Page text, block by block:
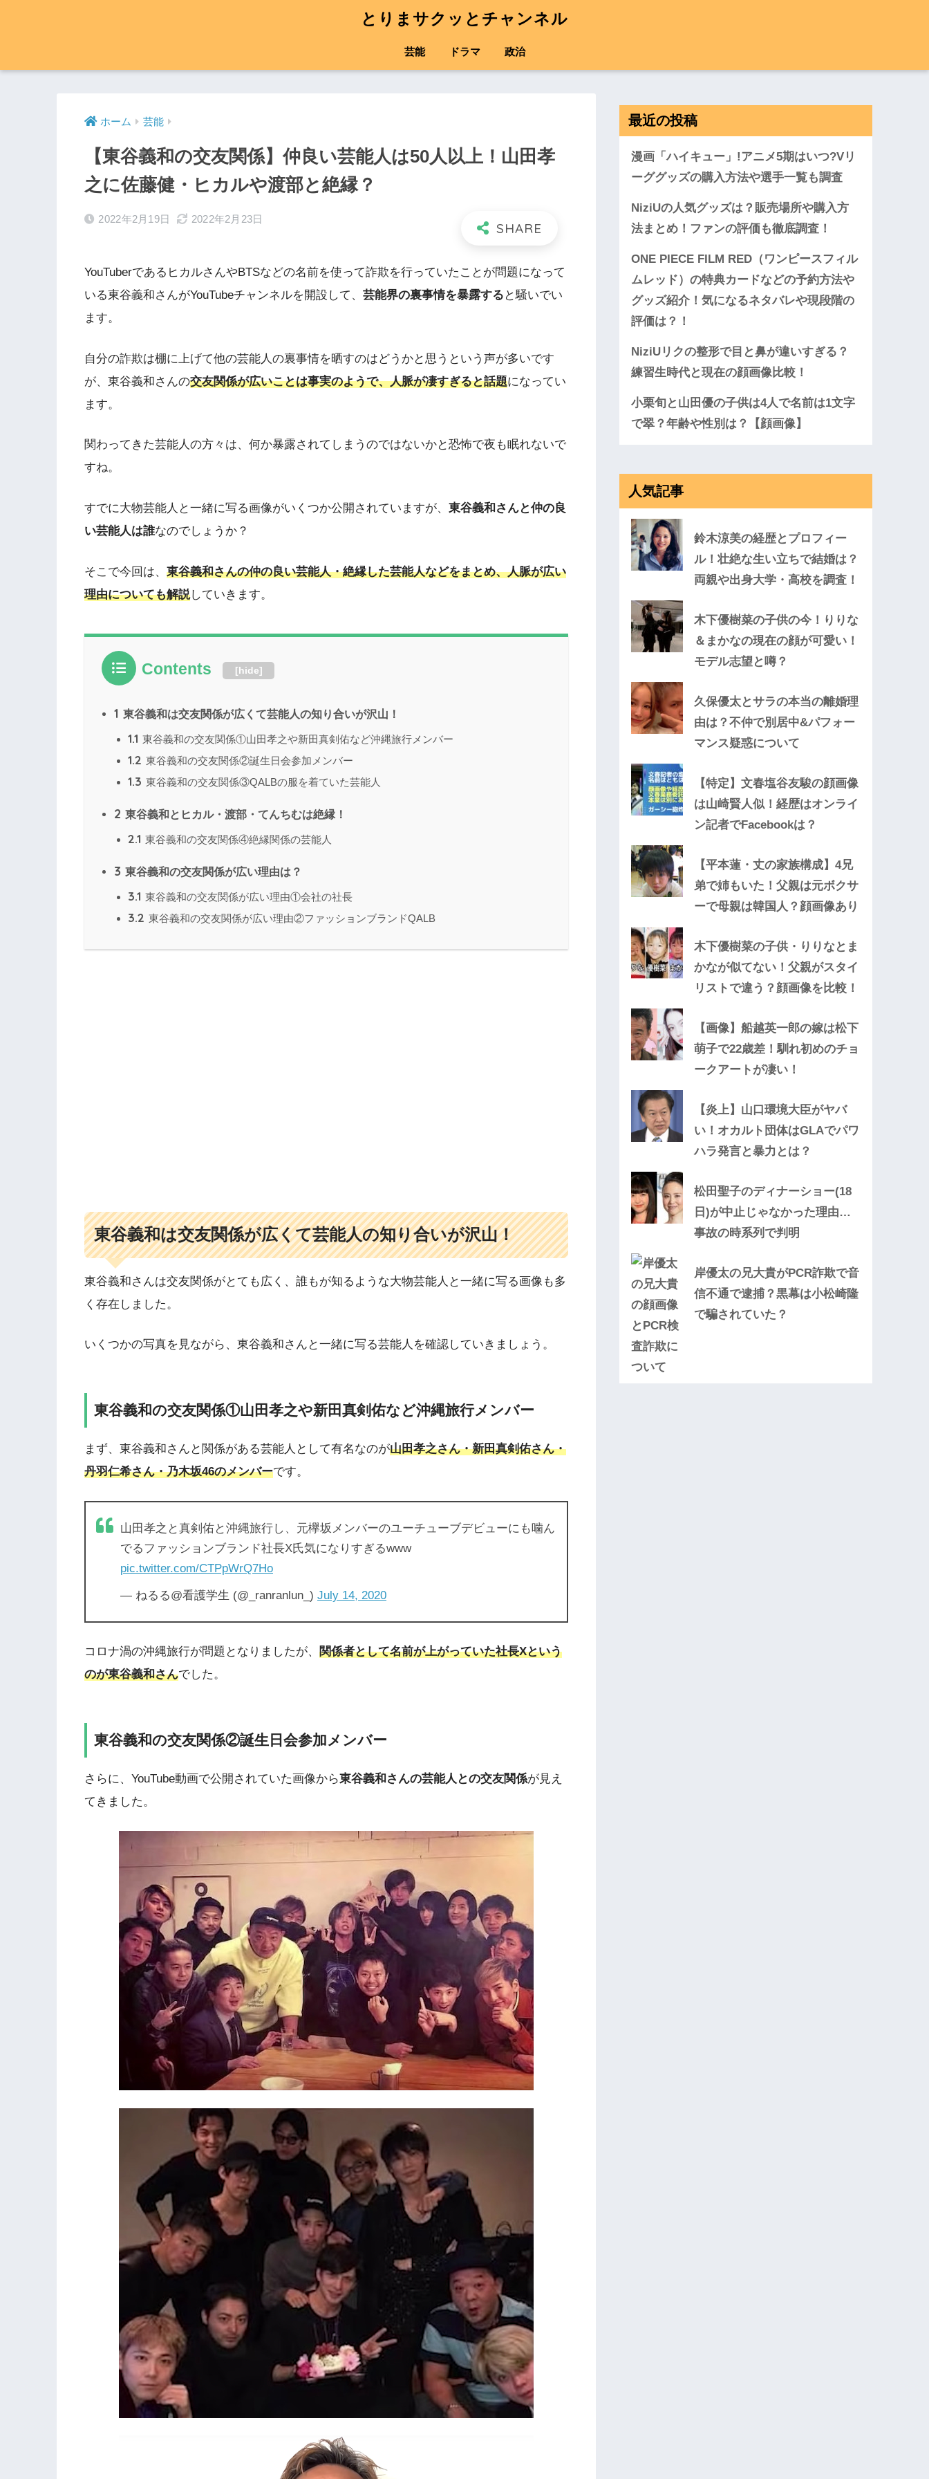
とりまサクッとチャンネル
芸能 ドラマ 政治
ホーム 芸能
【東谷義和の交友関係】仲良い芸能人は50人以上！山田孝
之に佐藤健・ヒカルや渡部と絶縁？
2022年2月19日 2022年2月23日
YouTuberであるヒカルさんやBTSなどの名前を使って詐欺を行っていたことが問題になって
いる東谷義和さんがYouTubeチャンネルを開設して、 芸能界の裏事情を暴露する と騒いでい
ます。
自分の詐欺は棚に上げて他の芸能人の裏事情を晒すのはどうかと思うという声が多いです
が、東谷義和さんの交友関係が広いことは事実のようで、人脈が凄すぎると話題になってい
ます。
関わってきた芸能人の方々は、何か暴露されてしまうのではないかと恐怖で夜も眠れないで
すね。
すでに大物芸能人と一緒に写る画像がいくつか公開されていますが、 東谷義和さんと仲の良
い芸能人は誰なのでしょうか？
そこで今回は、 東谷義和さんの仲の良い芸能人・絶縁した芸能人などをまとめ、人脈が広い
理由についても解説していきます。
Contents [hide]
1 東谷義和は交友関係が広くて芸能人の知り合いが沢山！
1.1 東谷義和の交友関係①山田孝之や新田真剣佑など沖縄旅行メンバー
1.2 東谷義和の交友関係②誕生日会参加メンバー
1.3 東谷義和の交友関係③QALBの服を着ていた芸能人
2 東谷義和とヒカル・渡部・てんちむは絶縁！
2.1 東谷義和の交友関係④絶縁関係の芸能人
3 東谷義和の交友関係が広い理由は？
3.1 東谷義和の交友関係が広い理由①会社の社長
3.2 東谷義和の交友関係が広い理由②ファッションブランドQALB
東谷義和は交友関係が広くて芸能人の知り合いが沢山！
東谷義和さんは交友関係がとても広く、誰もが知るような大物芸能人と一緒に写る画像も多
く存在しました。
いくつかの写真を見ながら、 東谷義和さんと一緒に写る芸能人を確認していきましょう。
東谷義和の交友関係①山田孝之や新田真剣佑など沖縄旅行メンバー
まず、 東谷義和さんと関係がある芸能人として有名なのが山田孝之さん・新田真剣佑さん・
丹羽仁希さん・乃木坂46のメンバーです。
山田孝之と真剣佑と沖縄旅行し、元欅坂メンバーのユーチューブデビューにも噛ん
でるファッションブランド社長X氏気になりすぎるwww
pic.twitter.com/CTPpWrQ7Ho
— ねるる@看護学生 (@_ranranlun_) July 14, 2020
コロナ渦の沖縄旅行が問題となりましたが、 関係者として名前が上がっていた社長Xという
のが東谷義和さんでした。
東谷義和の交友関係②誕生日会参加メンバー
さらに、YouTube動画で公開されていた画像から東谷義和さんの芸能人との交友関係が見え
てきました。
最近の投稿
漫画「ハイキュー」!アニメ5期はいつ?Vリ
ーググッズの購入方法や選手一覧も調査
NiziUの人気グッズは？販売場所や購入方
法まとめ！ファンの評価も徹底調査！
ONE PIECE FILM RED（ワンピースフィル
ムレッド）の特典カードなどの予約方法や
グッズ紹介！気になるネタバレや現段階の
評価は？！
NiziUリクの整形で目と鼻が違いすぎる？
練習生時代と現在の顔画像比較！
小栗旬と山田優の子供は4人で名前は1文字
で翠？年齢や性別は？【顔画像】
人気記事
鈴木涼美の経歴とプロフィー
ル！壮絶な生い立ちで結婚は？
両親や出身大学・高校を調査！
木下優樹菜の子供の今！りりな
＆まかなの現在の顔が可愛い！
モデル志望と噂？
久保優太とサラの本当の離婚理
由は？不仲で別居中&パフォー
マンス疑惑について
【特定】文春塩谷友駿の顔画像
は山崎賢人似！経歴はオンライ
ン記者でFacebookは？
【平本蓮・丈の家族構成】4兄
弟で姉もいた！父親は元ボクサ
ーで母親は韓国人？顔画像あり
木下優樹菜の子供・りりなとま
かなが似てない！父親がスタイ
リストで違う？顔画像を比較！
【画像】船越英一郎の嫁は松下
萌子で22歳差！馴れ初めのチョ
ークアートが凄い！
【炎上】山口環境大臣がヤバ
い！オカルト団体はGLAでパワ
ハラ発言と暴力とは？
松田聖子のディナーショー(18
日)が中止じゃなかった理由…
事故の時系列で判明
岸優太の兄大貴がPCR詐欺で音
信不通で逮捕？黒幕は小松崎隆
で騙されていた？